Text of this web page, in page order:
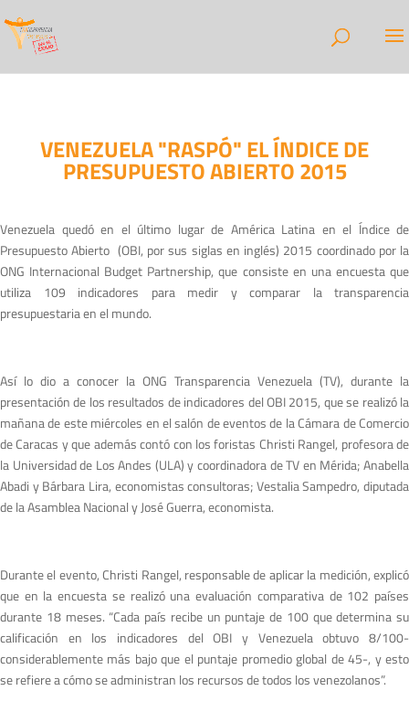
VENEZUELA "RASPÓ" EL ÍNDICE DE
PRESUPUESTO ABIERTO 2015
Venezuela quedó en el último lugar de América Latina en el Índice de
Presupuesto Abierto (OBI, por sus siglas en inglés) 2015 coordinado por la
ONG Internacional Budget Partnership, que consiste en una encuesta que
utiliza 109 indicadores para medir y comparar la transparencia
presupuestaria en el mundo.
Así lo dio a conocer la ONG Transparencia Venezuela (TV), durante la
presentación de los resultados de indicadores del OBI 2015, que se realizó la
mañana de este miércoles en el salón de eventos de la Cámara de Comercio
de Caracas y que además contó con los foristas Christi Rangel, profesora de
la Universidad de Los Andes (ULA) y coordinadora de TV en Mérida; Anabella
Abadi y Bárbara Lira, economistas consultoras; Vestalia Sampedro, diputada
de la Asamblea Nacional y José Guerra, economista.
Durante el evento, Christi Rangel, responsable de aplicar la medición, explicó
que en la encuesta se realizó una evaluación comparativa de 102 países
durante 18 meses. “Cada país recibe un puntaje de 100 que determina su
calificación en los indicadores del OBI y Venezuela obtuvo 8/100-
considerablemente más bajo que el puntaje promedio global de 45-, y esto
se refiere a cómo se administran los recursos de todos los venezolanos”.